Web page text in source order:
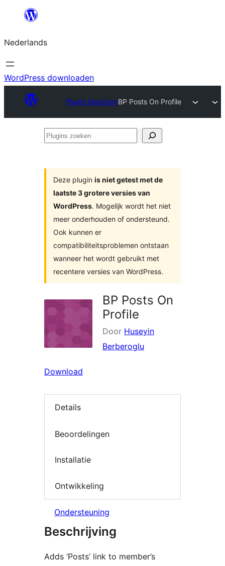
de
inhoud
Nederlands
WordPress downloaden
Plugin DirectoryBP Posts On Profile
Plugins
Deze plugin is niet getest met de
laatste 3 grotere versies van
WordPress. Mogelijk wordt het niet
meer onderhouden of ondersteund.
Ook kunnen er
compatibiliteitsproblemen ontstaan
wanneer het wordt gebruikt met
recentere versies van WordPress.
BP Posts On
Profile
Door Huseyin
Berberoglu
Download
Details
Beoordelingen
Installatie
Ontwikkeling
Ondersteuning
Beschrijving
Adds ‘Posts’ link to member’s